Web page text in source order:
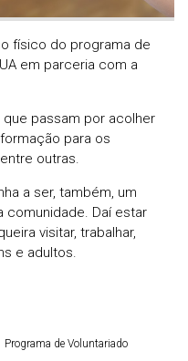
físico do programa de
em parceria com a
passam por acolher
para os
outras.
a ser, também, um
comunidade. Daí estar
visitar, trabalhar,
e adultos.
Programa de Voluntariado